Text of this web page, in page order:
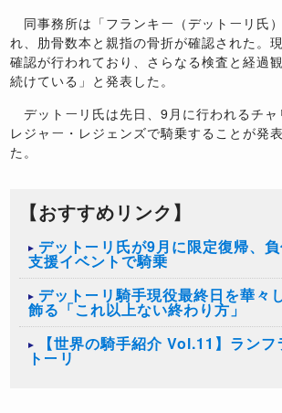
同事務所は「フランキー（デットーリ氏
れ、肋骨数本と親指の骨折が確認された。
確認が行われており、さらなる検査と経過
続けている」と発表した。
デットーリ氏は先日、9月に行われるチャ
レジャー・レジェンズで騎乗することが発
た。
【おすすめリンク】
デットーリ氏が9月に限定復帰、
支援イベントで騎乗
デットーリ騎手現役最終日を華々
飾る「これ以上ない終わり方」
【世界の騎手紹介 Vol.11】ランフ
トーリ